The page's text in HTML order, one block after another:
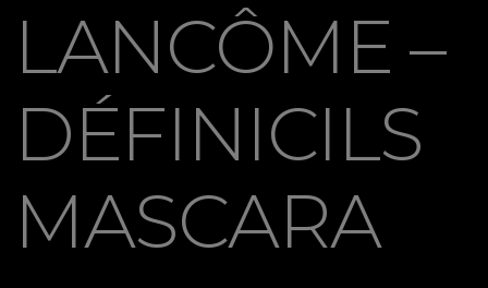
LANCÔME –
DÉFINICILS
MASCARA